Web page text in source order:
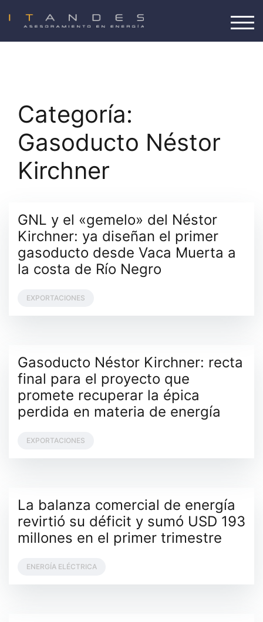
contenido
Categoría:
Gasoducto Néstor
Kirchner
GNL y el «gemelo» del Néstor
Kirchner: ya diseñan el primer
gasoducto desde Vaca Muerta a
la costa de Río Negro
EXPORTACIONES
Gasoducto Néstor Kirchner: recta
final para el proyecto que
promete recuperar la épica
perdida en materia de energía
EXPORTACIONES
La balanza comercial de energía
revirtió su déficit y sumó USD 193
millones en el primer trimestre
ENERGÍA ELÉCTRICA